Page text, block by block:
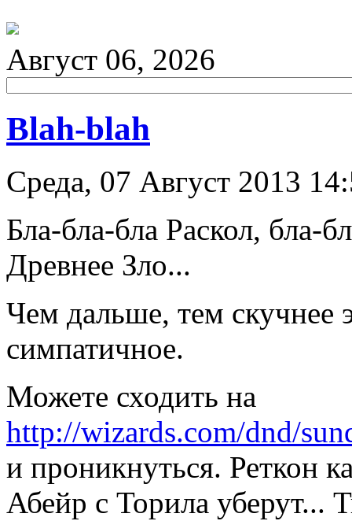
Август 06, 2026
Blah-blah
Среда, 07 Август 2013
Бла-бла-бла Раскол, бла-
Древнее Зло...
Чем дальше, тем скучнее
симпатичное.
Можете сходить на
http://wizards.com/dnd/
и проникнуться. Реткон
Абейр с Торила уберут...